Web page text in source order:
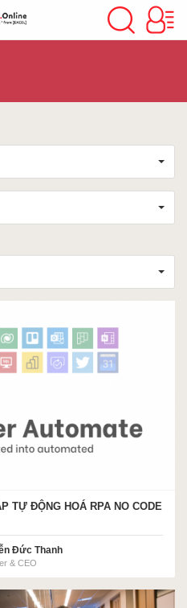
TỰ ĐỘNG HOÁ RPA NO CODE
Đức Thanh
& CEO